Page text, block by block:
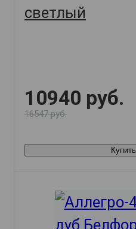
светлый
10940 руб.
16547 руб.
Купить